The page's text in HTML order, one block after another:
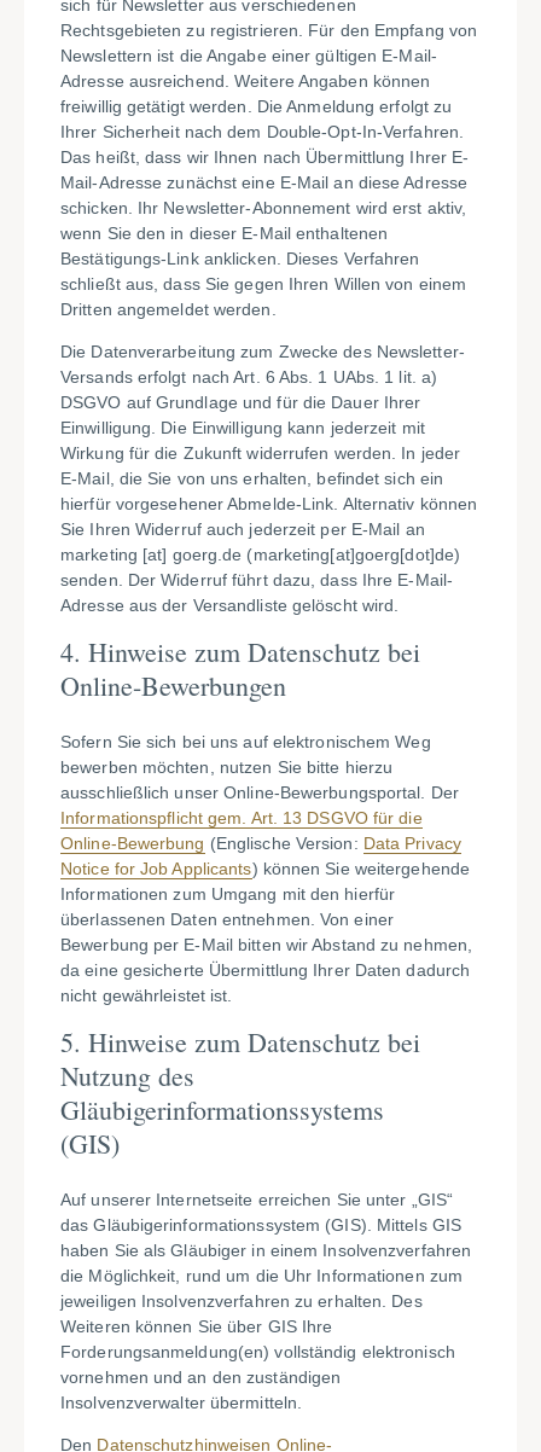
sich für Newsletter aus verschiedenen
Rechtsgebieten zu registrieren. Für den Empfang von
Newslettern ist die Angabe einer gültigen E-Mail-
Adresse ausreichend. Weitere Angaben können
freiwillig getätigt werden. Die Anmeldung erfolgt zu
Ihrer Sicherheit nach dem Double-Opt-In-Verfahren.
Das heißt, dass wir Ihnen nach Übermittlung Ihrer E-
Mail-Adresse zunächst eine E-Mail an diese Adresse
schicken. Ihr Newsletter-Abonnement wird erst aktiv,
wenn Sie den in dieser E-Mail enthaltenen
Bestätigungs-Link anklicken. Dieses Verfahren
schließt aus, dass Sie gegen Ihren Willen von einem
Dritten angemeldet werden.
Die Datenverarbeitung zum Zwecke des Newsletter-
Versands erfolgt nach Art. 6 Abs. 1 UAbs. 1 lit. a)
DSGVO auf Grundlage und für die Dauer Ihrer
Einwilligung. Die Einwilligung kann jederzeit mit
Wirkung für die Zukunft widerrufen werden. In jeder
E-Mail, die Sie von uns erhalten, befindet sich ein
hierfür vorgesehener Abmelde-Link . Alternativ können
Sie Ihren Widerruf auch jederzeit per E-Mail an
marketing [at] goerg.de (marketing[at]goerg[dot]de)
senden. Der Widerruf führt dazu, dass Ihre E-Mail-
Adresse aus der Versandliste gelöscht wird.
4. Hinweise zum Datenschutz bei
Online-Bewerbungen
Sofern Sie sich bei uns auf elektronischem Weg
bewerben möchten, nutzen Sie bitte hierzu
ausschließlich unser Online-Bewerbungsportal. Der
Informationspflicht gem. Art. 13 DSGVO für die
Online-Bewerbung (Englische Version: Data Privacy
Notice for Job Applicants) können Sie weitergehende
Informationen zum Umgang mit den hierfür
überlassenen Daten entnehmen. Von einer
Bewerbung per E-Mail bitten wir Abstand zu nehmen,
da eine gesicherte Übermittlung Ihrer Daten dadurch
nicht gewährleistet ist.
5. Hinweise zum Datenschutz bei
Nutzung des
Gläubigerinformationssystems
(GIS)
Auf unserer Internetseite erreichen Sie unter „GIS“
das Gläubigerinformationssystem (GIS). Mittels GIS
haben Sie als Gläubiger in einem Insolvenzverfahren
die Möglichkeit, rund um die Uhr Informationen zum
jeweiligen Insolvenzverfahren zu erhalten. Des
Weiteren können Sie über GIS Ihre
Forderungsanmeldung(en) vollständig elektronisch
vornehmen und an den zuständigen
Insolvenzverwalter übermitteln.
Den Datenschutzhinweisen Online-